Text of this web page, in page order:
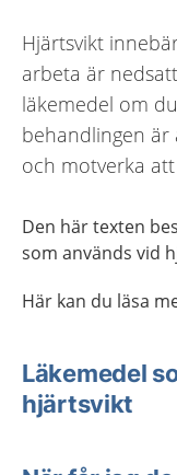
Hjärtsvikt
arbeta är
läkemedel om
behandlingen
och motverka
Den här texten
som används vid
Här kan du läsa
Läkemedel
hjärtsvikt